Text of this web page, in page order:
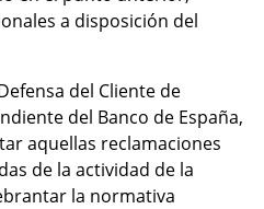
a disposición del
del Cliente de
del Banco de España,
aquellas reclamaciones
de la actividad de la
la normativa